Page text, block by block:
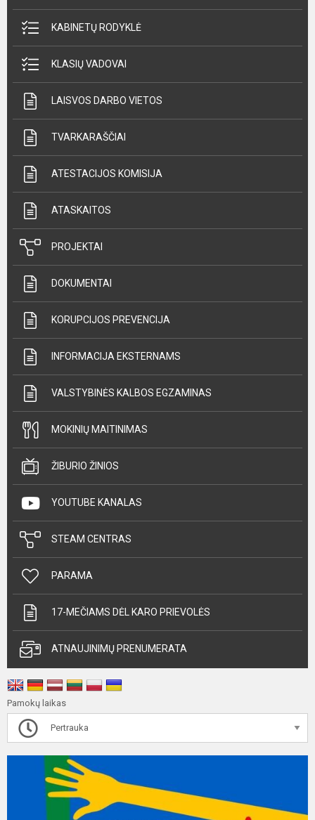
KABINETŲ RODYKLĖ
KLASIŲ VADOVAI
LAISVOS DARBO VIETOS
TVARKARAŠČIAI
ATESTACIJOS KOMISIJA
ATASKAITOS
PROJEKTAI
DOKUMENTAI
KORUPCIJOS PREVENCIJA
INFORMACIJA EKSTERNAMS
VALSTYBINĖS KALBOS EGZAMINAS
MOKINIŲ MAITINIMAS
ŽIBURIO ŽINIOS
YOUTUBE KANALAS
STEAM CENTRAS
PARAMA
17-MEČIAMS DĖL KARO PRIEVOLĖS
ATNAUJINIMŲ PRENUMERATA
Pamokų laikas
Pertrauka